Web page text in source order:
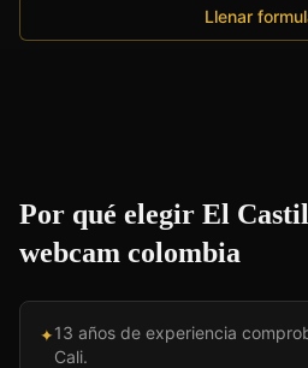
Llenar
Por qué elegir El
webcam colombia
✦13 años de experiencia
Cali.